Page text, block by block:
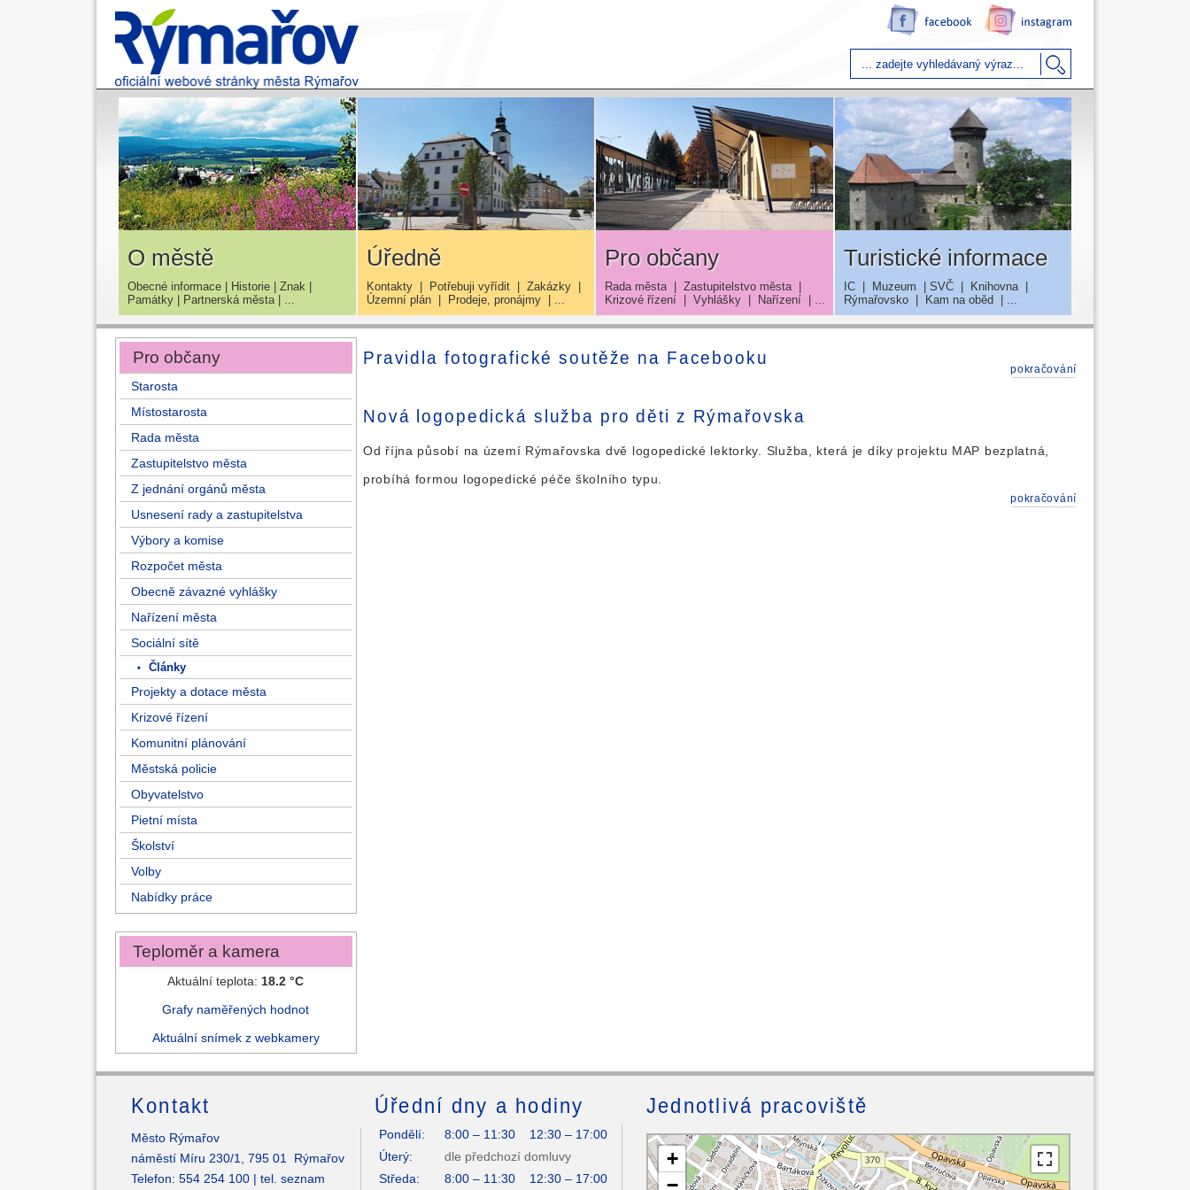
O městě
Obecné informace | Historie | Znak |
Památky | Partnerská města | ...
Úředně
Kontakty| Potřebuji vyřídit| Zakázky|
Územní plán| Prodeje, pronájmy| ...
Pro občany
Rada města | Zastupitelstvo města |
Krizové řízení | Vyhlášky | Nařízení | ...
Turistické informace
IC| Muzeum | SVČ| Knihovna|
Rýmařovsko| Kam na oběd| ...
Pro občany
Starosta
Místostarosta
Rada města
Zastupitelstvo města
Z jednání orgánů města
Usnesení rady a zastupitelstva
Výbory a komise
Rozpočet města
Obecně závazné vyhlášky
Nařízení města
Sociální sítě
Články
Projekty a dotace města
Krizové řízení
Komunitní plánování
Městská policie
Obyvatelstvo
Pietní místa
Školství
Volby
Nabídky práce
Teploměr a kamera
Aktuální teplota: 18.2 °C
Grafy naměřených hodnot
Aktuální snímek z webkamery
Pravidla fotografické soutěže na Facebooku
pokračování
Nová logopedická služba pro děti z Rýmařovska
Od října působí na území Rýmařovska dvě logopedické lektorky. Služba, která je díky projektu MAP bezplatná,
probíhá formou logopedické péče školního typu.
pokračování
Kontakt
Město Rýmařov
náměstí Míru 230/1, 795 01 Rýmařov
Telefon: 554 254 100 | tel. seznam
Úřední dny a hodiny
Pondělí:
8:00 – 11:30 12:30 – 17:00
Úterý:
dle předchozí domluvy
Středa:
8:00 – 11:30 12:30 – 17:00
Jednotlivá pracoviště
+
−